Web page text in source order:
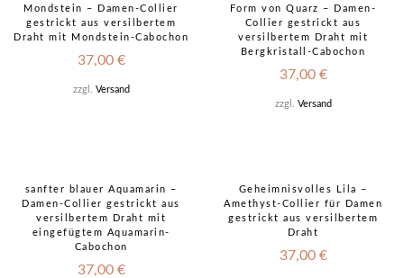
Mondstein – Damen-Collier
gestrickt aus versilbertem
Draht mit Mondstein-Cabochon
37,00 €
zzgl. Versand
Form von Quarz – Damen-
Collier gestrickt aus
versilbertem Draht mit
Bergkristall-Cabochon
37,00 €
zzgl. Versand
sanfter blauer Aquamarin –
Damen-Collier gestrickt aus
versilbertem Draht mit
eingefügtem Aquamarin-
Cabochon
37,00 €
Geheimnisvolles Lila –
Amethyst-Collier für Damen
gestrickt aus versilbertem
Draht
37,00 €